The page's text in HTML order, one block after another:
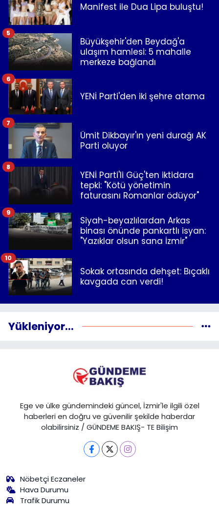
Manifest ile Dua Lipa buluştu!
Büyükşehir'den Beydağ'a
ulaşım hamlesi: 5 mahalle
merkeze bağlandı
5
YENİ Parti'den iki şehre atama
6
Ümit Dikbayır'ın yeni durağı AK
Parti oluyor
7
YENİ Parti'li Güç'ten iktidara
tepki: "Kötü yönetimin
faturasını Romanlar ödüyor"
8
Siyah-beyazlılardan Arkas
binası önünde pankartlı isyan:
"Yazıklar olsun sana İzmir"
9
Sokak ortasında dehşet: Bıçaklı
kavgada can verdi!
10
Yükleniyor...
Ege ve ülke gündemindeki güncel, İzmir'le ilgili özel
haberleri en doğru ve güvenilir şekilde haberdar
olabilirsiniz / GÜNDEME BAKIŞ- TE Bilişim
Nöbetçi Eczaneler
Hava Durumu
Trafik Durumu